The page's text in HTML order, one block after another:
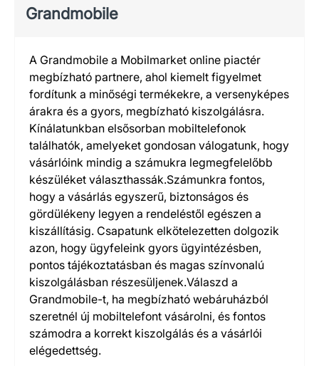
Grandmobile
A Grandmobile a Mobilmarket online piactér
megbízható partnere, ahol kiemelt figyelmet
fordítunk a minőségi termékekre, a versenyképes
árakra és a gyors, megbízható kiszolgálásra.
Kínálatunkban elsősorban mobiltelefonok
találhatók, amelyeket gondosan válogatunk, hogy
vásárlóink mindig a számukra legmegfelelőbb
készüléket választhassák.Számunkra fontos,
hogy a vásárlás egyszerű, biztonságos és
gördülékeny legyen a rendeléstől egészen a
kiszállításig. Csapatunk elkötelezetten dolgozik
azon, hogy ügyfeleink gyors ügyintézésben,
pontos tájékoztatásban és magas színvonalú
kiszolgálásban részesüljenek.Válaszd a
Grandmobile-t, ha megbízható webáruházból
szeretnél új mobiltelefont vásárolni, és fontos
számodra a korrekt kiszolgálás és a vásárlói
elégedettség.